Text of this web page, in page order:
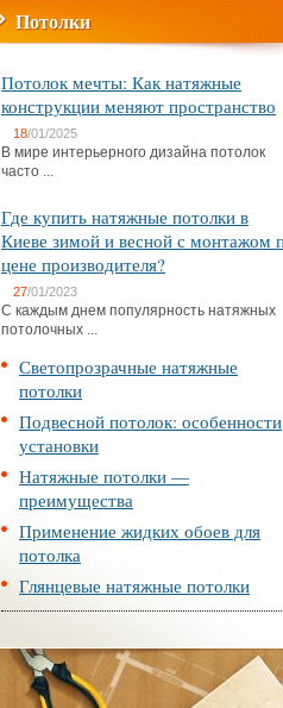
Потолки
Потолок мечты: Как натяжные
конструкции меняют пространство
18/01/2025
В мире интерьерного дизайна потолок
часто ...
Где купить натяжные потолки в
Киеве зимой и весной с монтажом
цене производителя?
27/01/2023
С каждым днем популярность натяжных
потолочных ...
Светопрозрачные натяжные
потолки
Подвесной потолок: особенности
установки
Натяжные потолки —
преимущества
Применение жидких обоев для
потолка
Глянцевые натяжные потолки